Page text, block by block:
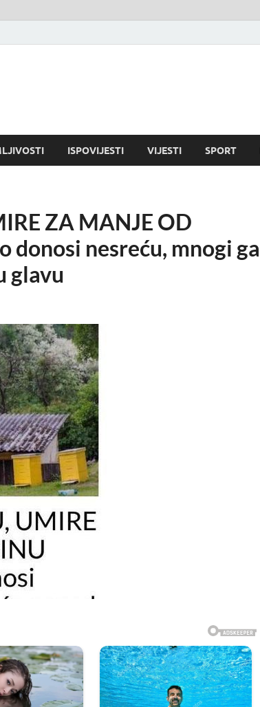
ISPOVIJESTI VIJESTI SPORT
ZA MANJE OD
donosi nesreću, mnogi ga
glavu